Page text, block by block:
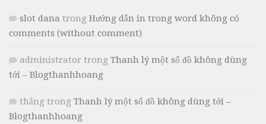
slot dana trong Hướng dẫn in trong word không có
comments (without comment)
administrator trong Thanh lý một số đồ không dùng
tới – Blogthanhhoang
thắng trong Thanh lý một số đồ không dùng tới –
Blogthanhhoang